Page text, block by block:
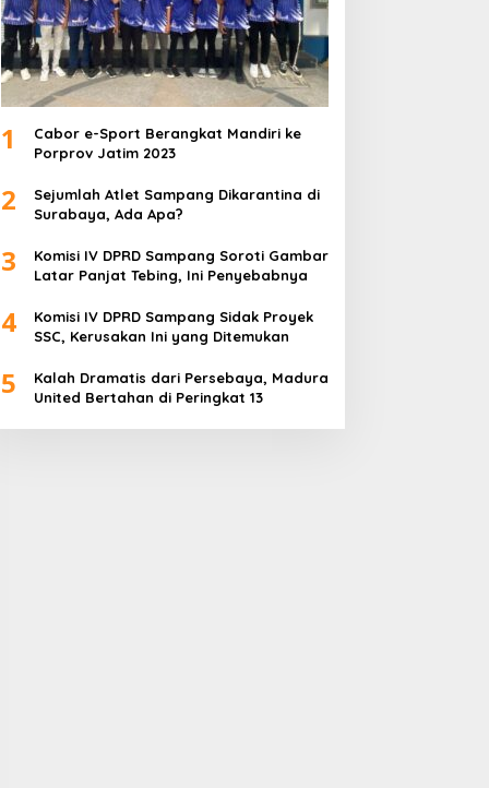
1
Cabor e-Sport Berangkat Mandiri ke
Porprov Jatim 2023
2
Sejumlah Atlet Sampang Dikarantina di
Surabaya, Ada Apa?
3
Komisi IV DPRD Sampang Soroti Gambar
Latar Panjat Tebing, Ini Penyebabnya
4
Komisi IV DPRD Sampang Sidak Proyek
SSC, Kerusakan Ini yang Ditemukan
5
Kalah Dramatis dari Persebaya, Madura
United Bertahan di Peringkat 13